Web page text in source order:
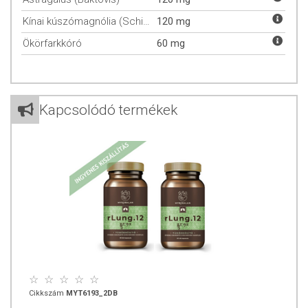
100% természetes, 100% adalékanyagmentes, 100% hazai: 12
gyógynövény erejével
Méregtelenítő, nyálkaürítő és hörgőtágító hatása miatt enyhítheti az
légutakat és megkönnyíti a légzést. A gyógynövény-komplex
segítségével nemcsak vírusos betegségek után támogathatod a tüdőd
munkáját, hanem tartós tüdőbetegségek esetén is nagy segítséget
A speciálisan összeválogatott gyógynövények természetes megoldást
kínálnak a tüdő regenerációjában vírusos betegségek alatt és után,
valamint tüdőt érintő betegségek esetén is kiváló választás.
A tibeti gyógyászat gyógyszerkészítési elvei alapján…
Kínai kúszómagnólia (Schizandra)
120 mg
Ökörfarkkóró
60 mg
Kapcsolódó termékek
Cikkszám MYT6193_2DB